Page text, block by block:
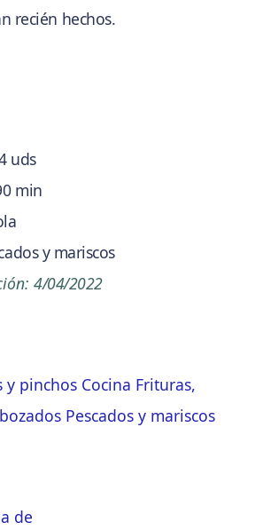
recién hechos.
uds
min
y mariscos
4/04/2022
y pinchos Cocina Frituras,
Pescados y mariscos
de